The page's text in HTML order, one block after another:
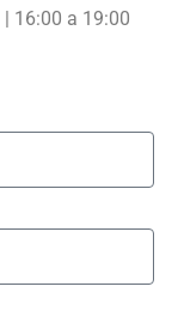
16:00 a 19:00